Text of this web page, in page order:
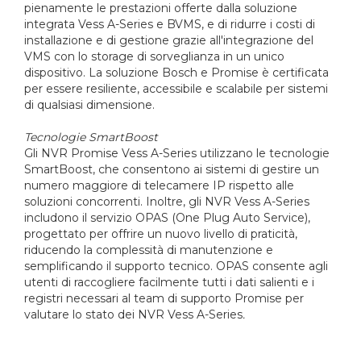
pienamente le prestazioni offerte dalla soluzione
integrata Vess A-Series e BVMS, e di ridurre i costi di
installazione e di gestione grazie all'integrazione del
VMS con lo storage di sorveglianza in un unico
dispositivo. La soluzione Bosch e Promise è certificata
per essere resiliente, accessibile e scalabile per sistemi
di qualsiasi dimensione.
Tecnologie SmartBoost
Gli NVR Promise Vess A-Series utilizzano le tecnologie
SmartBoost, che consentono ai sistemi di gestire un
numero maggiore di telecamere IP rispetto alle
soluzioni concorrenti. Inoltre, gli NVR Vess A-Series
includono il servizio OPAS (One Plug Auto Service),
progettato per offrire un nuovo livello di praticità,
riducendo la complessità di manutenzione e
semplificando il supporto tecnico. OPAS consente agli
utenti di raccogliere facilmente tutti i dati salienti e i
registri necessari al team di supporto Promise per
valutare lo stato dei NVR Vess A-Series.